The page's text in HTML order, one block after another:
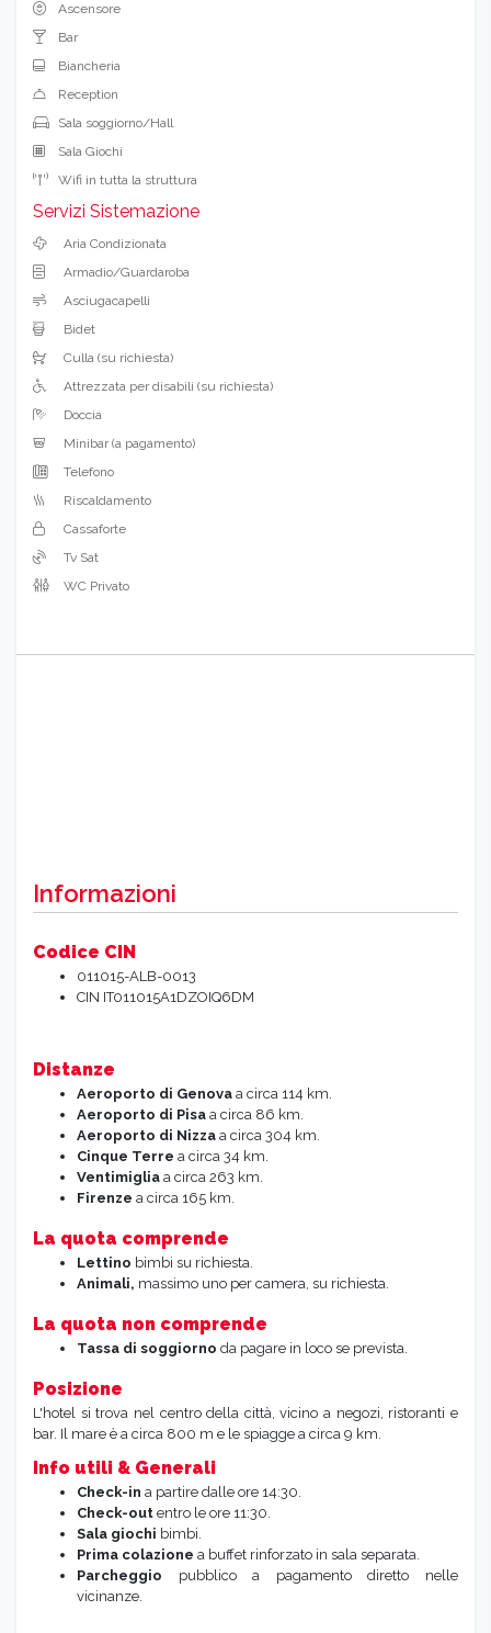
Ascensore
Bar
Biancheria
Reception
Sala soggiorno/Hall
Sala Giochi
Wifi in tutta la struttura
Servizi Sistemazione
Aria Condizionata
Armadio/Guardaroba
Asciugacapelli
Bidet
Culla (su richiesta)
Attrezzata per disabili (su richiesta)
Doccia
Minibar (a pagamento)
Telefono
Riscaldamento
Cassaforte
Tv Sat
WC Privato
Informazioni
Codice CIN
011015-ALB-0013
CIN IT011015A1DZOIQ6DM
Distanze
Aeroporto di Genova a circa 114 km.
Aeroporto di Pisa a circa 86 km.
Aeroporto di Nizza a circa 304 km.
Cinque Terre a circa 34 km.
Ventimiglia a circa 263 km.
Firenze a circa 165 km.
La quota comprende
Lettino bimbi su richiesta.
Animali, massimo uno per camera, su richiesta.
La quota non comprende
Tassa di soggiorno da pagare in loco se prevista.
Posizione
L'hotel si trova nel centro della città, vicino a negozi, ristoranti e
bar. Il mare è a circa 800 m e le spiagge a circa 9 km.
Info utili & Generali
Check-in a partire dalle ore 14:30.
Check-out entro le ore 11:30.
Sala giochi bimbi.
Prima colazione a buffet rinforzato in sala separata.
Parcheggio pubblico a pagamento diretto nelle
vicinanze.